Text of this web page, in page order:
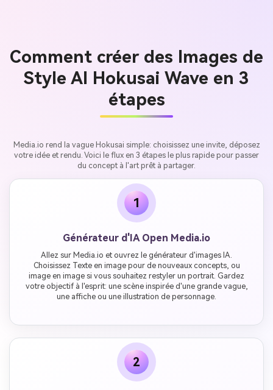
Comment créer des Images de
Style AI Hokusai Wave en 3
étapes
Media.io rend la vague Hokusai simple: choisissez une invite, déposez
votre idée et rendu. Voici le flux en 3 étapes le plus rapide pour passer
du concept à l'art prêt à partager.
1
Générateur d'IA Open Media.io
Allez sur Media.io et ouvrez le générateur d'images IA.
Choisissez Texte en image pour de nouveaux concepts, ou
image en image si vous souhaitez restyler un portrait. Gardez
votre objectif à l'esprit: une scène inspirée d'une grande vague,
une affiche ou une illustration de personnage.
2